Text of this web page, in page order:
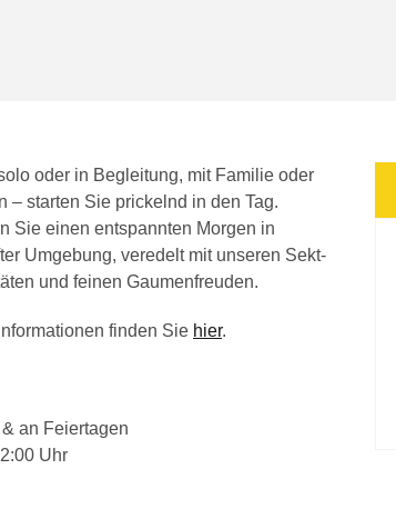
oder in Begleitung, mit Familie oder
– starten Sie prickelnd in den Tag.
Sie einen entspannten Morgen in
Umgebung, veredelt mit unseren Sekt-
und feinen Gaumenfreuden.
finden Sie hier.
an Feiertagen
Uhr